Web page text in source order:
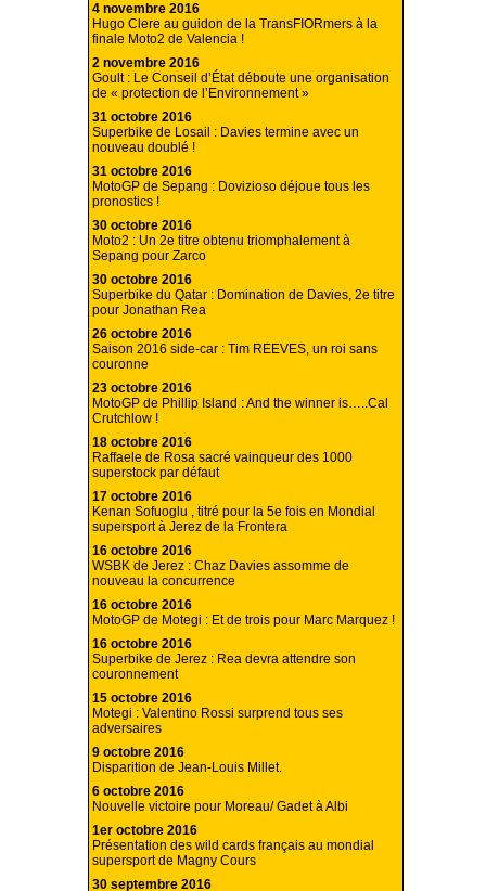
4 novembre 2016
Hugo Clere au guidon de la TransFIORmers à la
finale Moto2 de Valencia !
2 novembre 2016
Goult : Le Conseil d’État déboute une organisation
de « protection de l’Environnement »
31 octobre 2016
Superbike de Losail : Davies termine avec un
nouveau doublé !
31 octobre 2016
MotoGP de Sepang : Dovizioso déjoue tous les
pronostics !
30 octobre 2016
Moto2 : Un 2e titre obtenu triomphalement à
Sepang pour Zarco
30 octobre 2016
Superbike du Qatar : Domination de Davies, 2e titre
pour Jonathan Rea
26 octobre 2016
Saison 2016 side-car : Tim REEVES, un roi sans
couronne
23 octobre 2016
MotoGP de Phillip Island : And the winner is…..Cal
Crutchlow !
18 octobre 2016
Raffaele de Rosa sacré vainqueur des 1000
superstock par défaut
17 octobre 2016
Kenan Sofuoglu , titré pour la 5e fois en Mondial
supersport à Jerez de la Frontera
16 octobre 2016
WSBK de Jerez : Chaz Davies assomme de
nouveau la concurrence
16 octobre 2016
MotoGP de Motegi : Et de trois pour Marc Marquez !
16 octobre 2016
Superbike de Jerez : Rea devra attendre son
couronnement
15 octobre 2016
Motegi : Valentino Rossi surprend tous ses
adversaires
9 octobre 2016
Disparition de Jean-Louis Millet.
6 octobre 2016
Nouvelle victoire pour Moreau/ Gadet à Albi
1er octobre 2016
Présentation des wild cards français au mondial
supersport de Magny Cours
30 septembre 2016